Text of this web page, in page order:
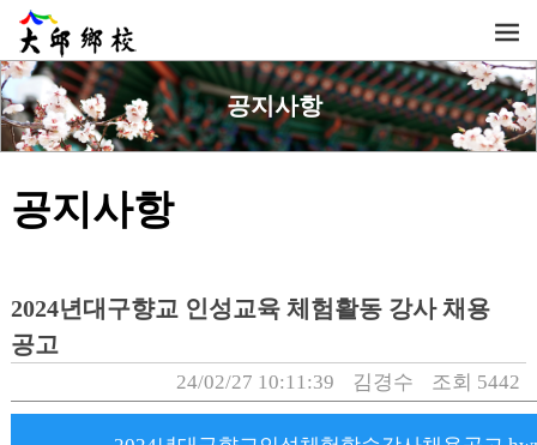
공지사항
공지사항
2024년대구향교 인성교육 체험활동 강사 채용
공고
24/02/27 10:11:39 김경수 조회 5442